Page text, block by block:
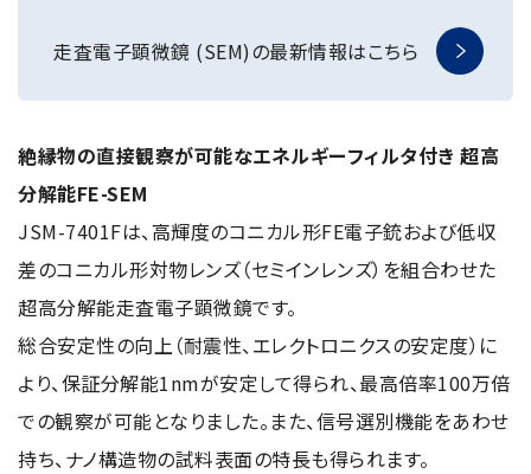
定量NMR (qNMR)
GC-MS
MALDI-TOFMS
LC-MS (DART-MS)
マルチイオン化-未知物質解析システム JMS-T2000GC
MultiAnalyzer
GC-MS用前処理装置
MSソフトウェア
半導体関連機器
アップグレード
アプリケーションノート
微細な世界（電子顕微鏡画像集）
コラム
日本電子ニュース｜技術情報誌
JEOL STATION
派遣登録
走査電子顕微鏡 (SEM)の最新情報はこちら
絶縁物の直接観察が可能なエネルギーフィルタ付き 超高
分解能FE-SEM
JSM-7401Fは、高輝度のコニカル形FE電子銃および低収
差のコニカル形対物レンズ（セミインレンズ）を組合わせた
超高分解能走査電子顕微鏡です。
総合安定性の向上（耐震性、エレクトロニクスの安定度）に
より、保証分解能1nmが安定して得られ、最高倍率100万倍
での観察が可能となりました。また、信号選別機能をあわせ
持ち、ナノ構造物の試料表面の特長も得られます。